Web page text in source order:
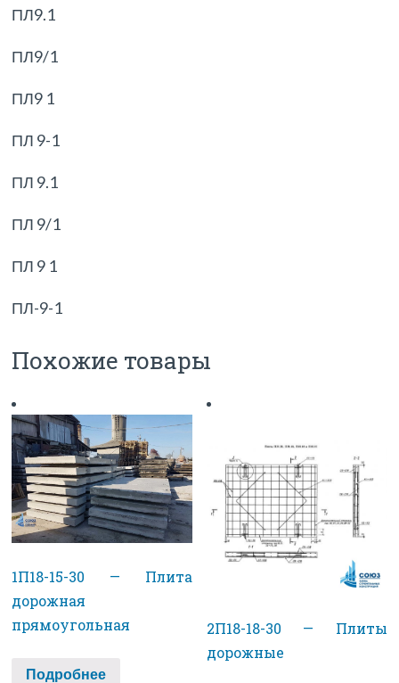
ПЛ9.1
ПЛ9/1
ПЛ9 1
ПЛ 9-1
ПЛ 9.1
ПЛ 9/1
ПЛ 9 1
ПЛ-9-1
Похожие товары
1П18-15-30 — Плита
дорожная
прямоугольная
Подробнее
2П18-18-30 — Плиты
дорожные